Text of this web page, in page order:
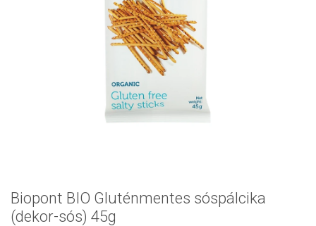
Biopont BIO Gluténmentes sóspálcika
(dekor-sós) 45g